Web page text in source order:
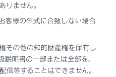
作するには
りません。
客様の年式に合致しない場合
その他の知的財産権を保有し
説明書の一部または全部を、
信等することはできません。